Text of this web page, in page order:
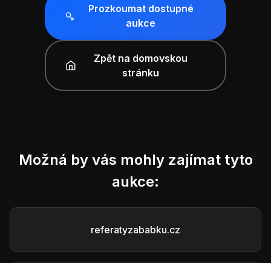
Prozkoumat dostupné
aukce
Zpět na domovskou
stránku
Možná by vás mohly zajímat tyto
aukce:
referatyzababku.cz